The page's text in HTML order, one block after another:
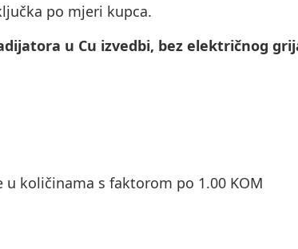
po mjeri kupca.
u Cu izvedbi, bez električnog
u količinama s faktorom po 1.00 KOM